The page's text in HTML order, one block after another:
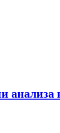
анализа